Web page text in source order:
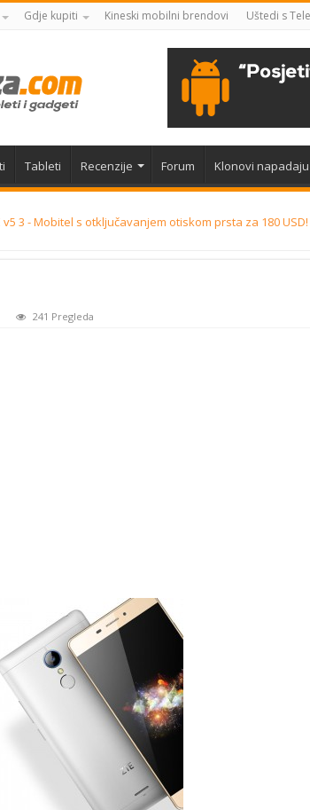
Gdje kupiti Kineski mobilni brendovi Uštedi s
Tableti Recenzije Forum Klonovi napadaju
v5 3 - Mobitel s otključavanjem otiskom prsta za 180 USD!
241 Pregleda